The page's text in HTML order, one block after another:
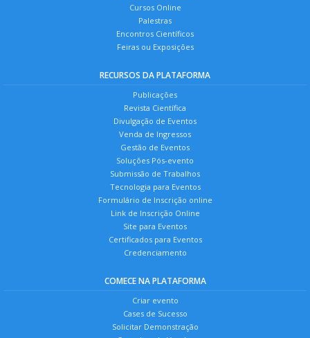
Cursos Online
Palestras
Encontros Científicos
Feiras ou Exposições
RECURSOS DA PLATAFORMA
Publicações
Revista Científica
Divulgação de Eventos
Venda de Ingressos
Gestão de Eventos
Soluções Pós-evento
Submissão de Trabalhos
Tecnologia para Eventos
Formulário de Inscrição online
Link de Inscrição Online
Site para Eventos
Certificados para Eventos
Credenciamento
COMECE NA PLATAFORMA
Criar evento
Cases de Sucesso
Solicitar Demonstração